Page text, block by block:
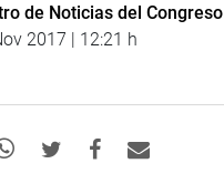
de Noticias del Congreso
2017 | 12:21 h